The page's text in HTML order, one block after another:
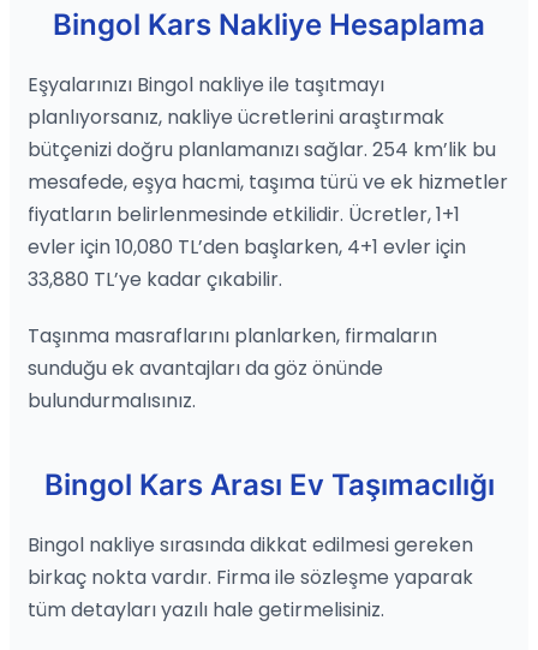
Bingol Kars Nakliye Hesaplama
Eşyalarınızı Bingol nakliye ile taşıtmayı
planlıyorsanız, nakliye ücretlerini araştırmak
bütçenizi doğru planlamanızı sağlar. 254 km’lik bu
mesafede, eşya hacmi, taşıma türü ve ek hizmetler
fiyatların belirlenmesinde etkilidir. Ücretler, 1+1
evler için 10,080 TL’den başlarken, 4+1 evler için
33,880 TL’ye kadar çıkabilir.
Taşınma masraflarını planlarken, firmaların
sunduğu ek avantajları da göz önünde
bulundurmalısınız.
Bingol Kars Arası Ev Taşımacılığı
Bingol nakliye sırasında dikkat edilmesi gereken
birkaç nokta vardır. Firma ile sözleşme yaparak
tüm detayları yazılı hale getirmelisiniz.